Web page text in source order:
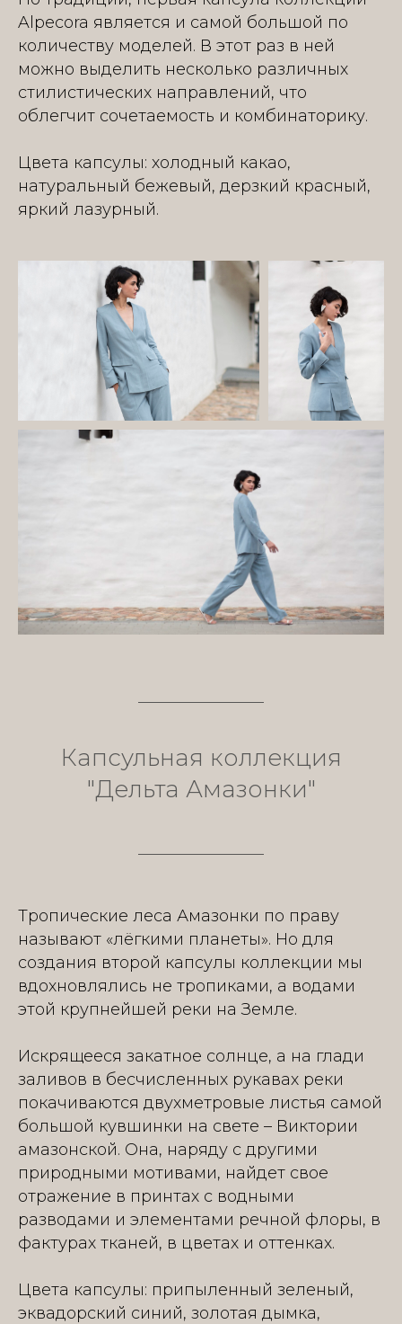
Alpecora является и самой большой по
количеству моделей. В этот раз в ней
можно выделить несколько различных
стилистических направлений, что
облегчит сочетаемость и комбинаторику.
Цвета капсулы: холодный какао,
натуральный бежевый, дерзкий красный,
яркий лазурный.
Капсульная коллекция
"Дельта Амазонки"
Тропические леса Амазонки по праву
называют «лёгкими планеты». Но для
создания второй капсулы коллекции мы
вдохновлялись не тропиками, а водами
этой крупнейшей реки на Земле.
Искрящееся закатное солнце, а на глади
заливов в бесчисленных рукавах реки
покачиваются двухметровые листья самой
большой кувшинки на свете – Виктории
амазонской. Она, наряду с другими
природными мотивами, найдет свое
отражение в принтах с водными
разводами и элементами речной флоры, в
фактурах тканей, в цветах и оттенках.
Цвета капсулы: припыленный зеленый,
эквадорский синий, золотая дымка,